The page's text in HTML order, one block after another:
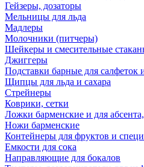
Гейзеры, дозаторы
Мельницы для льда
Мадлеры
Молочники (питчеры)
Шейкеры и смесительные
Джиггеры
Подставки барные для
Щипцы для льда и сахара
Стрейнеры
Коврики, сетки
Ложки барменские и для
Ножи барменские
Контейнеры для фруктов и
Емкости для сока
Направляющие для бокалов